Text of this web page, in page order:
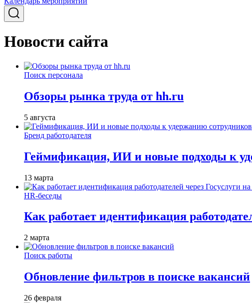
Новости сайта
Поиск персонала
Обзоры рынка труда от hh.ru
5 августа
Бренд работодателя
Геймификация, ИИ и новые подходы к
13 марта
HR-беседы
Как работает идентификация
2 марта
Поиск работы
Обновление фильтров в поиске вакансий
26 февраля